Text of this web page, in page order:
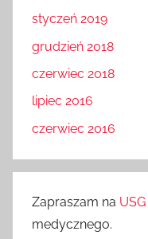
styczeń 2019
grudzień 2018
czerwiec 2018
lipiec 2016
czerwiec 2016
Zapraszam na USG
medycznego.